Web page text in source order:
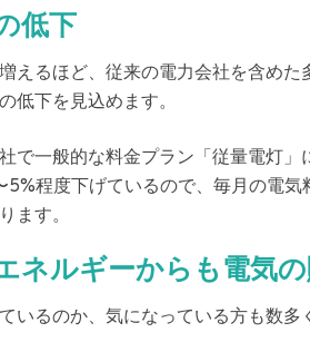
低下
えるほど、従来の電力会社を含めた
低下を見込めます。
で一般的な料金プラン「従量電灯」
5%程度下げているので、毎月の電気
ます。
ルギーからも電気の
いるのか、気になっている方も数多